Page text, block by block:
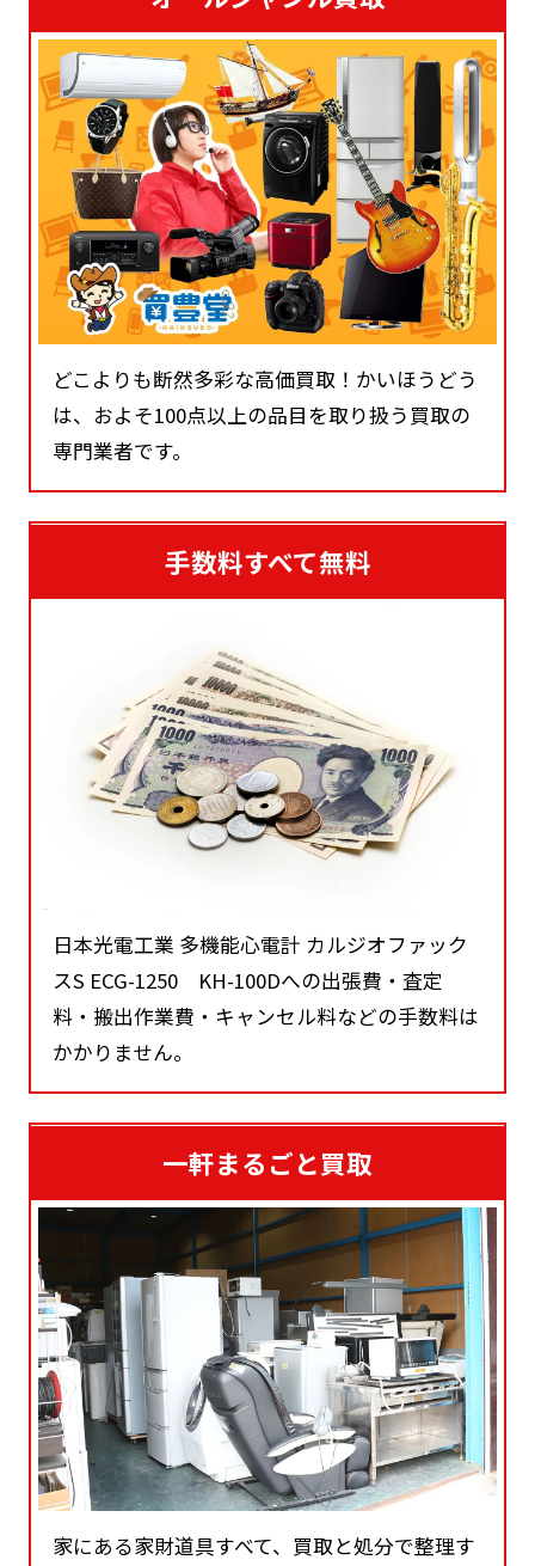
どこよりも断然多彩な高価買取！かいほうどう
は、およそ100点以上の品目を取り扱う買取の
専門業者です。
手数料すべて無料
日本光電工業 多機能心電計 カルジオファック
スS ECG-1250 KH-100Dへの出張費・査定
料・搬出作業費・キャンセル料などの手数料は
かかりません。
一軒まるごと買取
家にある家財道具すべて、買取と処分で整理す